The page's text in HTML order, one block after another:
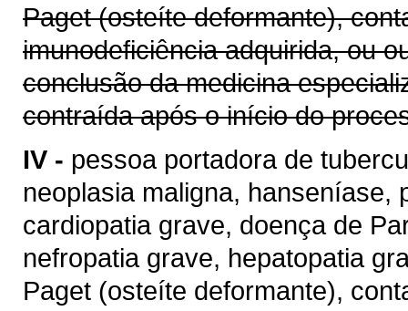
Paget (osteíte deformante),
imunodeficiência adquirida, ou
conclusão da medicina
contraída após o início do
IV - pessoa portadora de
neoplasia maligna, hanseníase,
cardiopatia grave, doença de
nefropatia grave, hepatopatia
Paget (osteíte deformante),